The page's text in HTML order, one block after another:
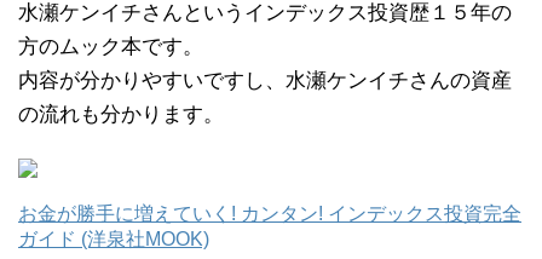
水瀬ケンイチさんというインデックス投資歴１５年の
方のムック本です。
内容が分かりやすいですし、水瀬ケンイチさんの資産
の流れも分かります。
お金が勝手に増えていく! カンタン! インデックス投資完全
ガイド (洋泉社MOOK)